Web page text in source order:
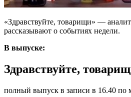
«Здравствуйте, товарищи» —
рассказывают о событиях недели.
В выпуске:
Здравствуйте,
полный выпуск в записи в 16.40 по